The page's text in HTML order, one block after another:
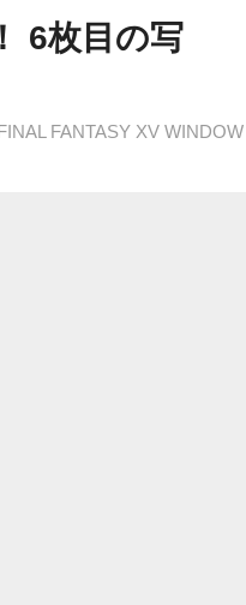
6枚目の写
FANTASY XV WINDOW